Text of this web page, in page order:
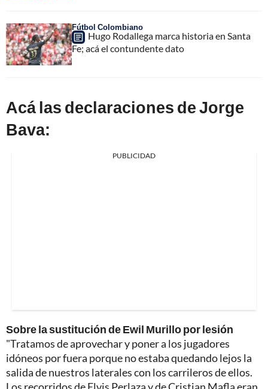
Fútbol Colombiano
Hugo Rodallega marca historia en Santa
Fe; acá el contundente dato
Acá las declaraciones de Jorge
Bava:
PUBLICIDAD
Sobre la sustitución de Ewil Murillo por lesión
"Tratamos de aprovechar y poner a los jugadores
idóneos por fuera porque no estaba quedando lejos la
salida de nuestros laterales con los carrileros de ellos.